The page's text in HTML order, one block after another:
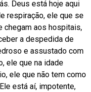
Deus está hoje aqui
respiração, ele que se
chegam aos hospitais,
a despedida de
e assustado com
ele que na idade
ele que não tem como
está aí, impotente,